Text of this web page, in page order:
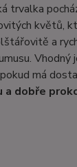
trvalka
květů,
a
má
dobře